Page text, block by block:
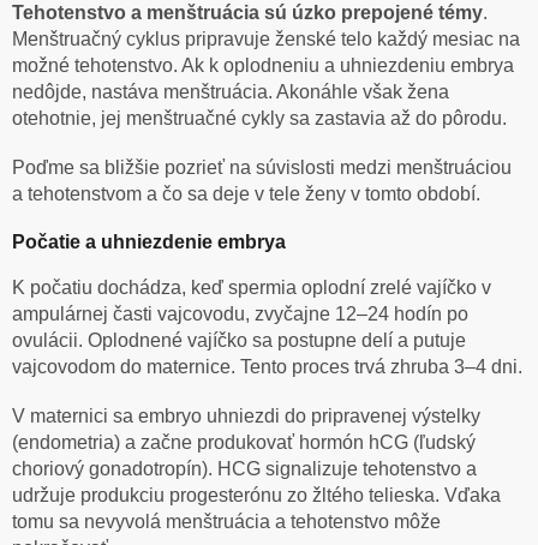
Tehotenstvo a menštruácia sú úzko prepojené témy.
Menštruačný cyklus pripravuje ženské telo každý mesiac na
možné tehotenstvo. Ak k oplodneniu a uhniezdeniu embrya
nedôjde, nastáva menštruácia. Akonáhle však žena
otehotnie, jej menštruačné cykly sa zastavia až do pôrodu.
Poďme sa bližšie pozrieť na súvislosti medzi menštruáciou
a tehotenstvom a čo sa deje v tele ženy v tomto období.
Počatie a uhniezdenie embrya
K počatiu dochádza, keď spermia oplodní zrelé vajíčko v
ampulárnej časti vajcovodu, zvyčajne 12–24 hodín po
ovulácii. Oplodnené vajíčko sa postupne delí a putuje
vajcovodom do maternice. Tento proces trvá zhruba 3–4 dni.
V maternici sa embryo uhniezdi do pripravenej výstelky
(endometria) a začne produkovať hormón hCG (ľudský
choriový gonadotropín). HCG signalizuje tehotenstvo a
udržuje produkciu progesterónu zo žltého telieska. Vďaka
tomu sa nevyvolá menštruácia a tehotenstvo môže